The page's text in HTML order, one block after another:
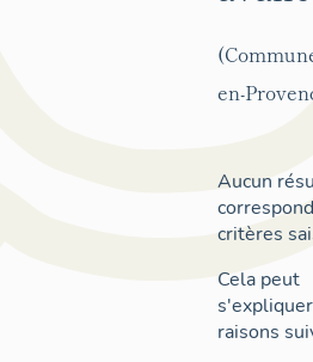
en-
Aucun
critères
Cela peut
raisons